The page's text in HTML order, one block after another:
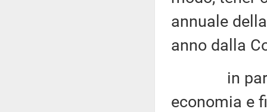
annuale
anno dalla
in
economia e